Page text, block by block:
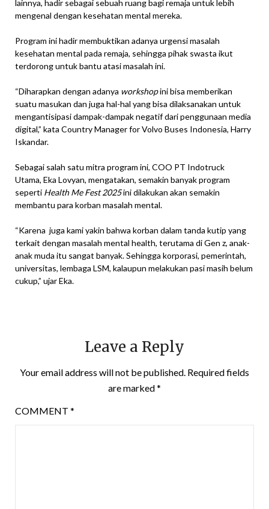
lainnya, hadir sebagai sebuah ruang bagi remaja untuk lebih
mengenal dengan kesehatan mental mereka.
Program ini hadir membuktikan adanya urgensi masalah
kesehatan mental pada remaja, sehingga pihak swasta ikut
terdorong untuk bantu atasi masalah ini.
“Diharapkan dengan adanya workshopini bisa memberikan
suatu masukan dan juga hal-hal yang bisa dilaksanakan untuk
mengantisipasi dampak-dampak negatif dari penggunaan media
digital,” kata Country Manager for Volvo Buses Indonesia, Harry
Iskandar.
Sebagai salah satu mitra program ini, COO PT Indotruck
Utama, Eka Lovyan, mengatakan, semakin banyak program
seperti Health Me Fest 2025ini dilakukan akan semakin
membantu para korban masalah mental.
“Karena juga kami yakin bahwa korban dalam tanda kutip yang
terkait dengan masalah mental health, terutama di Gen z, anak-
anak muda itu sangat banyak. Sehingga korporasi, pemerintah,
universitas, lembaga LSM, kalaupun melakukan pasi masih belum
cukup,” ujar Eka.
Leave a Reply
Your email address will not be published. Required fields
are marked*
COMMENT *